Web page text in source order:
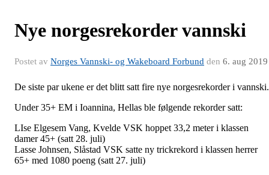
Nye norgesrekorder vannski
Postet av Norges Vannski- og Wakeboard Forbund den 6. aug 2019
De siste par ukene er det blitt satt fire nye norgesrekorder i vannski.
Under 35+ EM i Ioannina, Hellas ble følgende rekorder satt:
LIse Elgesem Vang, Kvelde VSK hoppet 33,2 meter i klassen
damer 45+ (satt 28. juli)
Lasse Johnsen, Slåstad VSK satte ny trickrekord i klassen herrer
65+ med 1080 poeng (satt 27. juli)